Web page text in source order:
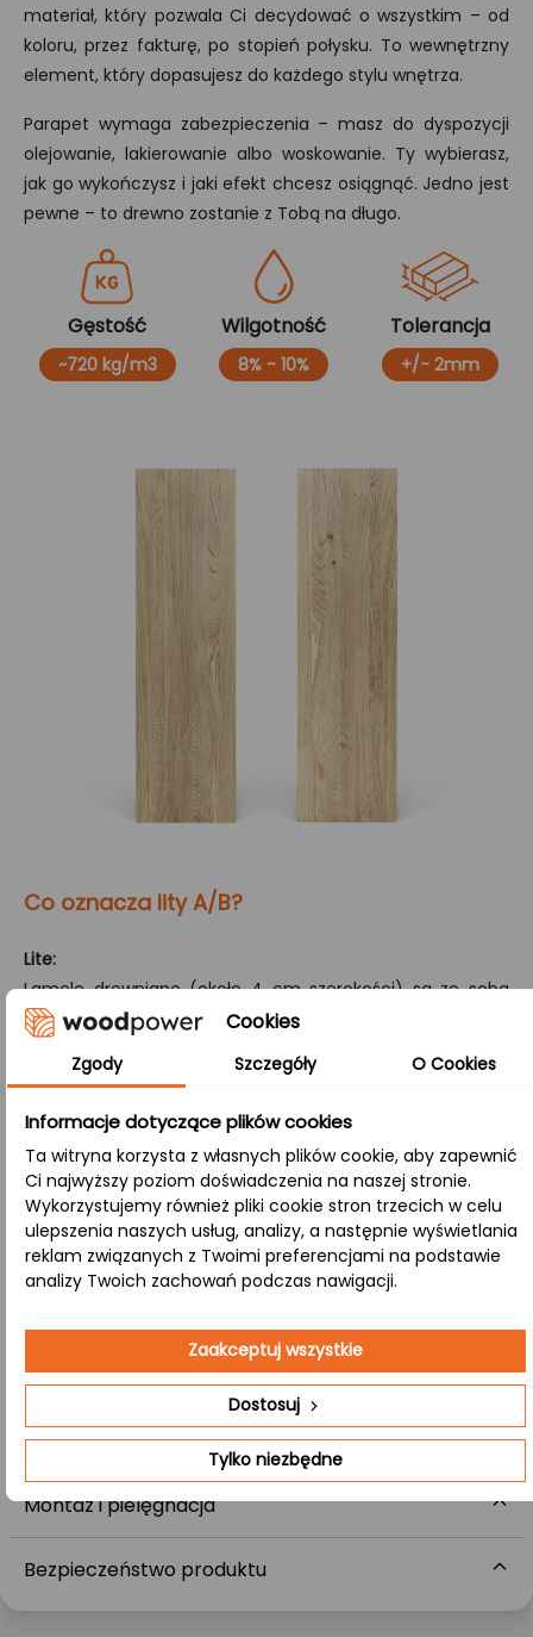
materiał, który pozwala Ci decydować o wszystkim – od
koloru, przez fakturę, po stopień połysku. To wewnętrzny
element, który dopasujesz do każdego stylu wnętrza.
Parapet wymaga zabezpieczenia – masz do dyspozycji
olejowanie, lakierowanie albo woskowanie. Ty wybierasz,
jak go wykończysz i jaki efekt chcesz osiągnąć. Jedno jest
pewne – to drewno zostanie z Tobą na długo.
Gęstość
~720 kg/m3
Wilgotność
8% - 10%
Tolerancja
+/- 2mm
Co oznacza lity A/B?
Lite:
Lamele drewniane (około 4 cm szerokości) są ze sobą
łączone tylko na szerokości, co gwarantuje jednorodny
uszkodzenia mechaniczne, a także zapewnia trwałość
całej konstrukcji.
A/B:
Klasa ta oznacza, że górna strona (A) ma perfekcyjnie
gładką powierzchnię, a dolna (B) zachowuje naturalne sęki
i subtelne przebarwienia, łącząc nowoczesność z
klasycznym, naturalnym stylem.
Zdjęcia są poglądowe – każdy blat posiada unikalny układ słojów i odcieni.
Dane techniczne
Montaż i pielęgnacja
Bezpieczeństwo produktu
Cookies
Zgody Szczegóły O Cookies
Informacje dotyczące plików cookies
Ta witryna korzysta z własnych plików cookie, aby zapewnić
Ci najwyższy poziom doświadczenia na naszej stronie.
Wykorzystujemy również pliki cookie stron trzecich w celu
ulepszenia naszych usług, analizy, a następnie wyświetlania
reklam związanych z Twoimi preferencjami na podstawie
analizy Twoich zachowań podczas nawigacji.
Tylko niezbędne
Dostosuj
Zaakceptuj wszystkie